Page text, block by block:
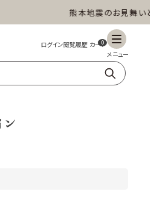
熊本地震のお見舞い
ラインショップ 0
深蒸し茶 水出し茶
ン